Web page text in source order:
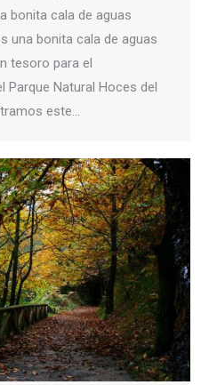
bonita cala de aguas
una bonita cala de aguas
tesoro para el
Parque Natural Hoces del
este…